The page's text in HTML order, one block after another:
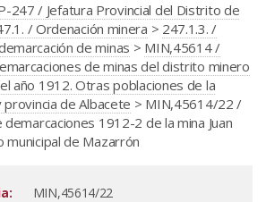
247 / Jefatura Provincial del Distrito de
/ Ordenación minera > 247.1.3. /
de minas > MIN,45614 /
de minas del distrito minero
año 1912. Otras poblaciones de la
de Albacete > MIN,45614/22 /
1912-2 de la mina Juan
municipal de Mazarrón
MIN,45614/22